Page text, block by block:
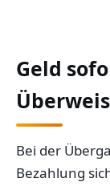
Geld
Bei der
Bezahlung